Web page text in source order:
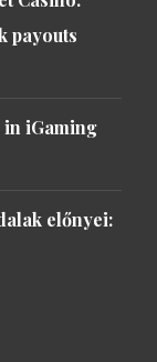
payouts
in iGaming
előnyei: